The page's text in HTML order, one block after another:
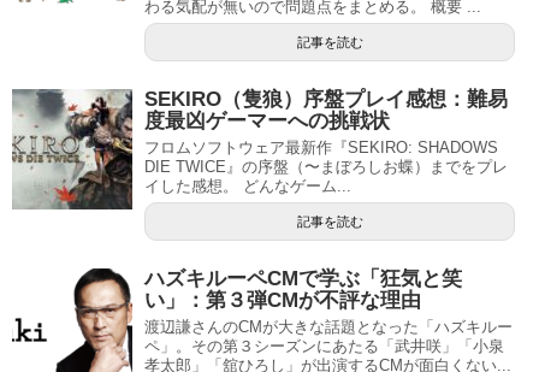
わる気配が無いので問題点をまとめる。 概要 ...
記事を読む
SEKIRO（隻狼）序盤プレイ感想：難易
度最凶ゲーマーへの挑戦状
フロムソフトウェア最新作『SEKIRO: SHADOWS
DIE TWICE』の序盤（〜まぼろしお蝶）までをプレ
イした感想。 どんなゲーム...
記事を読む
ハズキルーペCMで学ぶ「狂気と笑
い」：第３弾CMが不評な理由
渡辺謙さんのCMが大きな話題となった「ハズキルー
ペ」。その第３シーズンにあたる「武井咲」「小泉
孝太郎」「舘ひろし」が出演するCMが面白くない...